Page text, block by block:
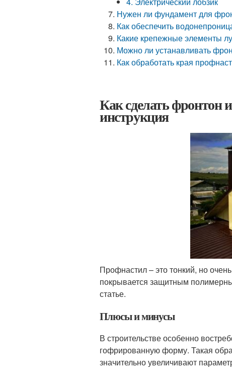
Нужен ли фундамент для
Как обеспечить
Какие крепежные элементы
Можно ли устанавливать
Как обработать края
Как сделать фронтон
инструкция
Профнастил – это тонкий, но
покрывается защитным
статье.
Плюсы и минусы
В строительстве особенно
гофрированную форму. Такая
значительно увеличивают